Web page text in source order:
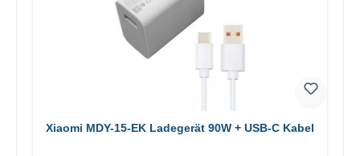
Xiaomi MDY-15-EK Ladegerät 90W + USB-C Kabel